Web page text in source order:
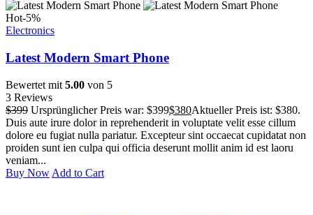
Hot-5%
Electronics
Latest Modern Smart Phone
Bewertet mit 5.00 von 5
3 Reviews
$399 Ursprünglicher Preis war: $399$380Aktueller Preis ist: $380.
Duis aute irure dolor in reprehenderit in voluptate velit esse cillum
dolore eu fugiat nulla pariatur. Excepteur sint occaecat cupidatat non
proiden sunt ien culpa qui officia deserunt mollit anim id est laoru
veniam...
Buy Now Add to Cart